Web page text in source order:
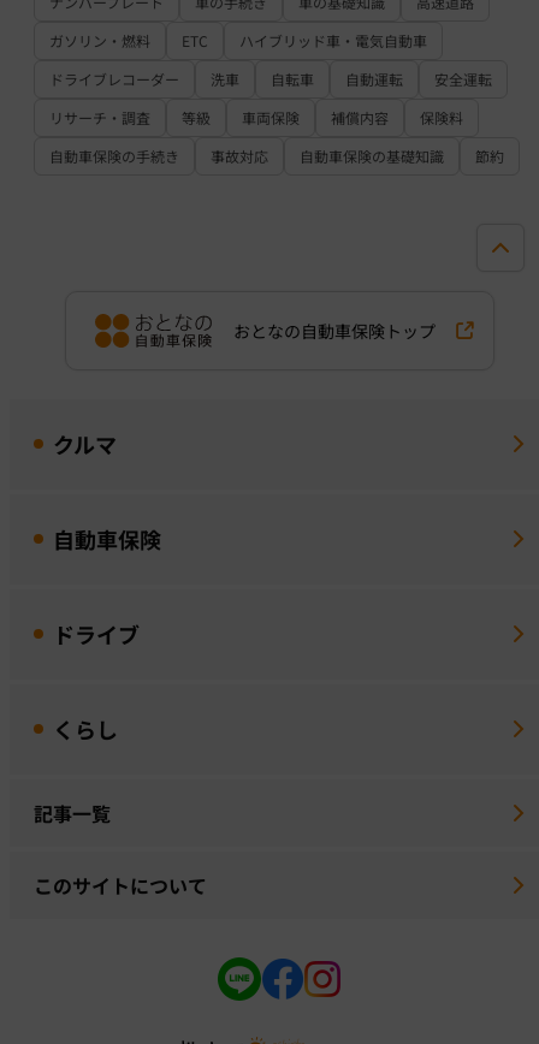
ガソリン・燃料
ETC
ハイブリッド車・電気自動車
ドライブレコーダー
洗車 自転車 自動運転
安全運転
リサーチ・調査
等級 車両保険 補償内容
保険料
自動車保険の手続き
事故対応 自動車保険の基礎知識 節約
おとなの自動車保険トップ
クルマ
自動車保険
ドライブ
くらし
記事一覧
このサイトについて